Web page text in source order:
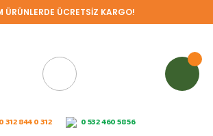
ÜRÜNLERDE ÜCRETSİZ KARGO!
0 312 844 0 312 0 532 460 58 56